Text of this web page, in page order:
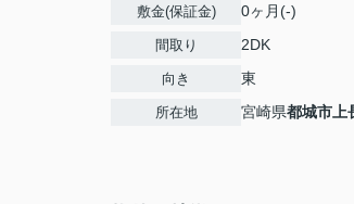
敷金(保証金) 0ヶ月(-)
間取り 2DK
向き 東
所在地 宮崎県都城市